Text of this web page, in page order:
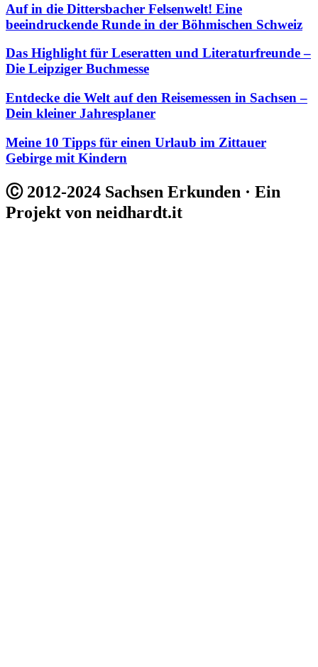
Auf in die Dittersbacher Felsenwelt! Eine
beeindruckende Runde in der Böhmischen Schweiz
Das Highlight für Leseratten und Literaturfreunde –
Die Leipziger Buchmesse
Entdecke die Welt auf den Reisemessen in Sachsen –
Dein kleiner Jahresplaner
Meine 10 Tipps für einen Urlaub im Zittauer
Gebirge mit Kindern
Ⓒ 2012-2024 Sachsen Erkunden · Ein
Projekt von neidhardt.it